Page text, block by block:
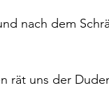
nach dem
rät uns der